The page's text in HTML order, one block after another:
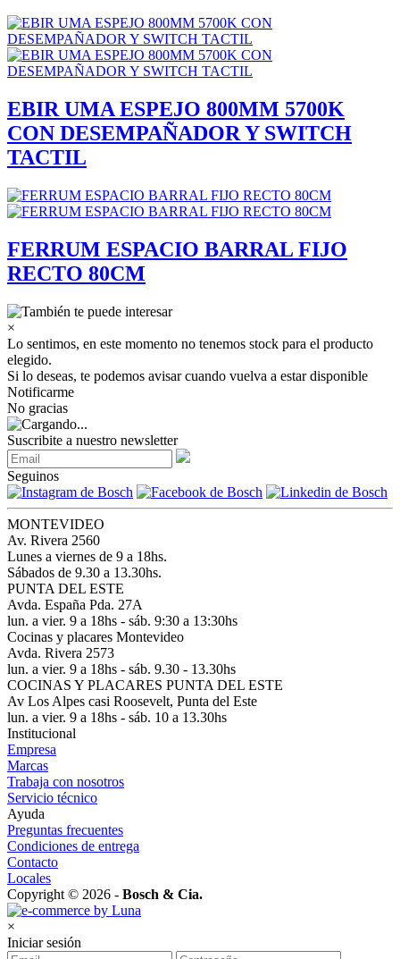
EBIR UMA ESPEJO 800MM 5700K
CON DESEMPAÑADOR Y SWITCH
TACTIL
FERRUM ESPACIO BARRAL FIJO
RECTO 80CM
×
Lo sentimos, en este momento no tenemos stock para el producto
elegido.
Si lo deseas, te podemos avisar cuando vuelva a estar disponible
Notificarme
No gracias
Suscribite a nuestro newsletter
Seguinos
MONTEVIDEO
Av. Rivera 2560
Lunes a viernes de 9 a 18hs.
Sábados de 9.30 a 13.30hs.
PUNTA DEL ESTE
Avda. España Pda. 27A
lun. a vier. 9 a 18hs - sáb. 9:30 a 13:30hs
Cocinas y placares Montevideo
Avda. Rivera 2573
lun. a vier. 9 a 18hs - sáb. 9.30 - 13.30hs
COCINAS Y PLACARES PUNTA DEL ESTE
Av Los Alpes casi Roosevelt, Punta del Este
lun. a vier. 9 a 18hs - sáb. 10 a 13.30hs
Institucional
Empresa
Marcas
Trabaja con nosotros
Servicio técnico
Ayuda
Preguntas frecuentes
Condiciones de entrega
Contacto
Locales
Copyright © 2026 - Bosch & Cia.
×
Iniciar sesión